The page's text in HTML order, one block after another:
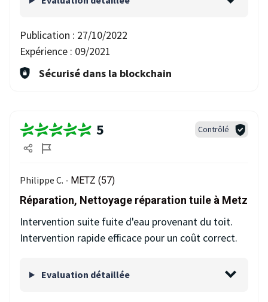
Publication : 27/10/2022
Expérience : 09/2021
Sécurisé dans la blockchain
5 Contrôlé
Philippe C. - METZ (57)
Réparation, Nettoyage réparation tuile à Metz
Intervention suite fuite d'eau provenant du toit.
Intervention rapide efficace pour un coût correct.
Evaluation détaillée